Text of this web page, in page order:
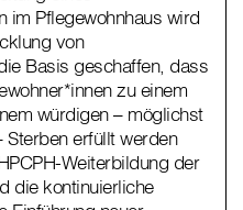
im Pflegewohnhaus wird
von
Basis geschaffen, dass
zu einem
würdigen – möglichst
erfüllt werden
Weiterbildung der
die kontinuierliche